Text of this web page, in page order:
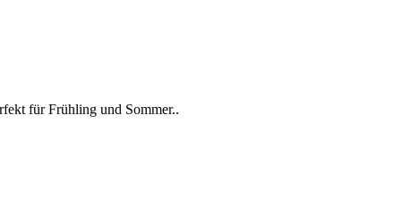
für Frühling und Sommer..